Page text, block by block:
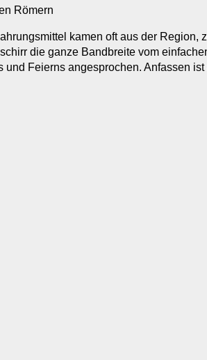
Römern
kamen oft aus der
die ganze Bandbreite vom
und Feierns angesprochen. Anfassen